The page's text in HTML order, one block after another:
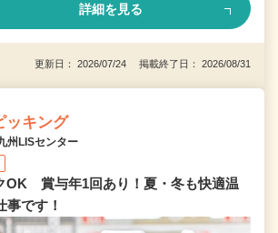
詳細を見る
更新日： 2026/07/24 掲載終了日： 2026/08/31
ッキング
州LISセンター
OK 賞与年1回あり！夏・冬も快適温
事です！